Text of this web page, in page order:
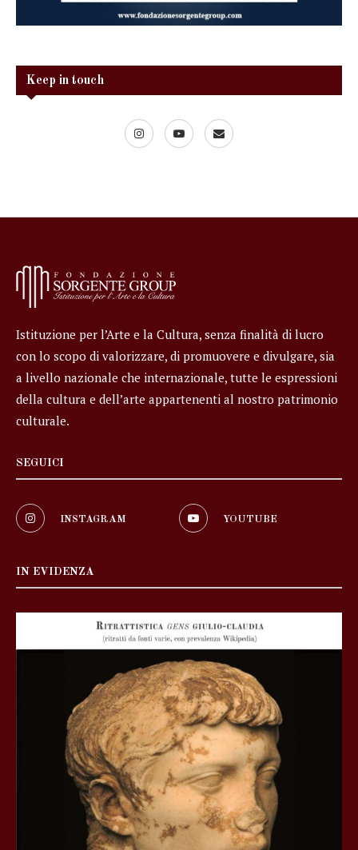
Keep in touch
Istituzione per l’Arte e la Cultura, senza finalità di lucro
con lo scopo di valorizzare, di promuovere e divulgare, sia
a livello nazionale che internazionale, tutte le espressioni
della cultura e dell’arte appartenenti al nostro patrimonio
culturale.
SEGUICI
INSTAGRAM YOUTUBE
IN EVIDENZA